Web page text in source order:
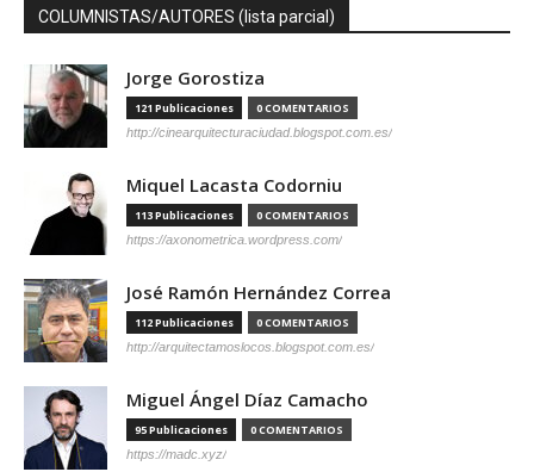
COLUMNISTAS/AUTORES (lista parcial)
Jorge Gorostiza
121 Publicaciones 0 COMENTARIOS
http://cinearquitecturaciudad.blogspot.com.es/
Miquel Lacasta Codorniu
113 Publicaciones 0 COMENTARIOS
https://axonometrica.wordpress.com/
José Ramón Hernández Correa
112 Publicaciones 0 COMENTARIOS
http://arquitectamoslocos.blogspot.com.es/
Miguel Ángel Díaz Camacho
95 Publicaciones 0 COMENTARIOS
https://madc.xyz/